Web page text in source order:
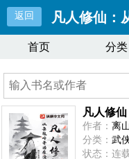
返回 凡人修仙：
首页 分类
凡人修
作者：离
分类：武
状态：连